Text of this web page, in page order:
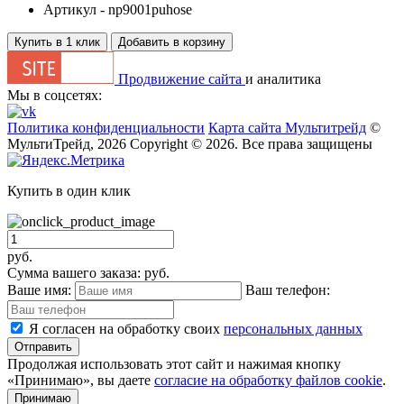
Артикул - np9001puhose
Купить в 1 клик Добавить в корзину
Продвижение сайта и аналитика
Мы в соцсетях:
Политика конфиденциальности Карта сайта Мультитрейд ©
МультиТрейд, 2026 Copyright © 2026. Все права защищены
Купить в один клик
руб.
Сумма вашего заказа: руб.
Ваше имя:
Ваш телефон:
Я согласен на обработку своих персональных данных
Отправить
Продолжая использовать этот сайт и нажимая кнопку
«Принимаю», вы даете согласие на обработку файлов cookie.
Принимаю